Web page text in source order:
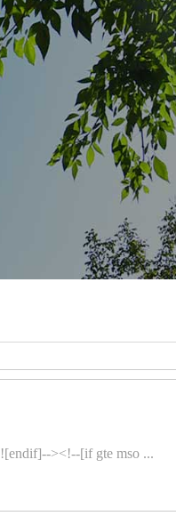
><!--[if gte mso ...